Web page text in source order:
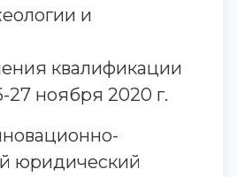
и
квалификации
27 ноября 2020 г.
юридический